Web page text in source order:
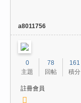
a8011756
0
主題
78
回帖
161
積分
註冊會員